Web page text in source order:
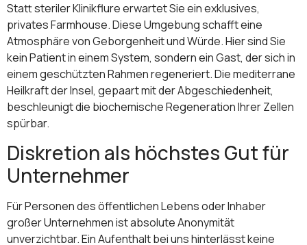
Statt steriler Klinikflure erwartet Sie ein exklusives,
privates Farmhouse. Diese Umgebung schafft eine
Atmosphäre von Geborgenheit und Würde. Hier sind Sie
kein Patient in einem System, sondern ein Gast, der sich in
einem geschützten Rahmen regeneriert. Die mediterrane
Heilkraft der Insel, gepaart mit der Abgeschiedenheit,
beschleunigt die biochemische Regeneration Ihrer Zellen
spürbar.
Diskretion als höchstes Gut für
Unternehmer
Für Personen des öffentlichen Lebens oder Inhaber
großer Unternehmen ist absolute Anonymität
unverzichtbar. Ein Aufenthalt bei uns hinterlässt keine